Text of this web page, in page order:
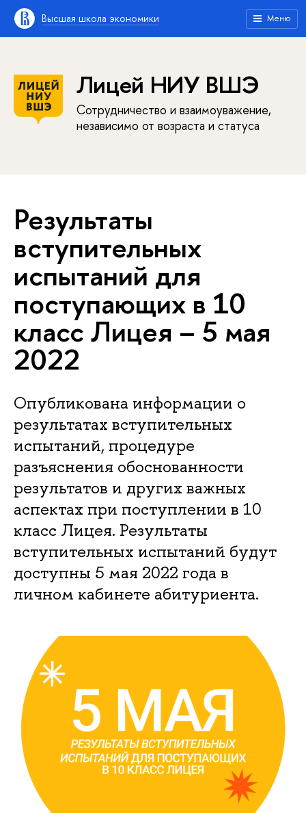
Высшая школа экономики Меню
Лицей НИУ ВШЭ
Сотрудничество и взаимоуважение,
независимо от возраста и статуса
Результаты
вступительных
испытаний для
поступающих в 10
класс Лицея – 5 мая
2022
Опубликована информации о
результатах вступительных
испытаний, процедуре
разъяснения обоснованности
результатов и других важных
аспектах при поступлении в 10
класс Лицея. Результаты
вступительных испытаний будут
доступны 5 мая 2022 года в
личном кабинете абитуриента.